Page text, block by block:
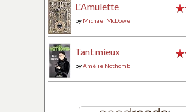
L'Amulette
by Michael McDowell
Tant mieux
byAmélie Nothomb